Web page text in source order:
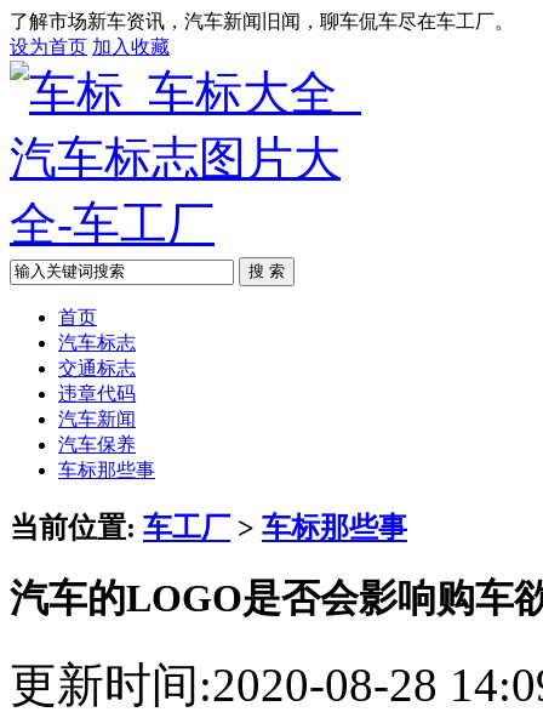
了解市场新车资讯，汽车新闻旧闻，聊车侃车尽在车工厂。
设为首页 加入收藏
搜 索
首页
汽车标志
交通标志
违章代码
汽车新闻
汽车保养
车标那些事
当前位置: 车工厂 > 车标那些事
汽车的LOGO是否会影响购车
更新时间:2020-08-28